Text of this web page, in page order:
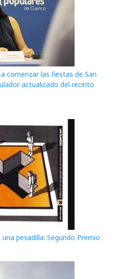
comenzar las fiestas de San
actualizado del recinto
pesadilla: Segundo Premio